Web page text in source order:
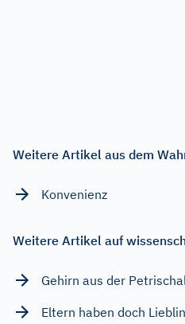
Weitere Artikel aus dem
Konvenienz
Weitere Artikel auf
Gehirn aus der
Eltern haben doch